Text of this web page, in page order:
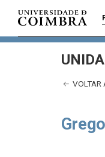
VOLTAR